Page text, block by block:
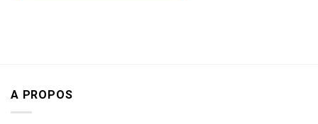
A PROPOS